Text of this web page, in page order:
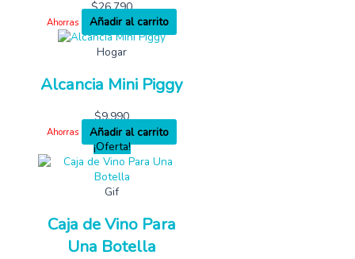
$26,790
Ahorras
Añadir al carrito
Hogar
Alcancia Mini Piggy
$9,990
Ahorras
Añadir al carrito
¡Oferta!
Gif
Caja de Vino Para
Una Botella